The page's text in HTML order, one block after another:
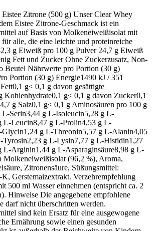
Zitrone (500 g) Unser Clear Whey
Eistee Zitrone-Geschmack ist ein
auf Basis von Molkeneiweißisolat mit
alle, die eine leichte und proteinreiche
g Eiweiß pro 100 g Pulver 24,7 g Eiweiß
Fett und Zucker Ohne Zuckerzusatz, Non-
Beutel Nährwerte pro Portion (30 g)
Portion (30 g) Energie1490 kJ / 351
g< 0,1 g davon gesättigte
Kohlenhydrate0,1 g< 0,1 g davon Zucker0,1
g Salz0,1 g< 0,1 g Aminosäuren pro 100 g
Serin3,44 g L-Isoleucin5,28 g L-
L-Leucin8,47 g L-Prolin4,53 g L-
Glycin1,24 g L-Threonin5,57 g L-Alanin4,05
g L-Lysin7,77 g L-Histidin1,27
L-Arginin1,44 g L-Asparaginsäure8,98 g L-
Molkeneiweißisolat (96,2 %), Aroma,
Zitronensäure, Süßungsmittel:
Gerstemaizextrakt. Verzehrempfehlung
500 ml Wasser einnehmen (entspricht ca. 2
Hinweise Die angegebene empfohlene
darf nicht überschritten werden.
sind kein Ersatz für eine ausgewogene
Ernährung sowie einen gesunden